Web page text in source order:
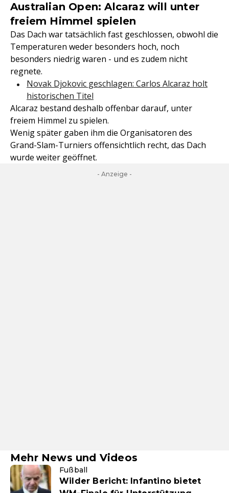
Australian Open: Alcaraz will unter
freiem Himmel spielen
Das Dach war tatsächlich fast geschlossen, obwohl die
Temperaturen weder besonders hoch, noch
besonders niedrig waren - und es zudem nicht
regnete.
Novak Djokovic geschlagen: Carlos Alcaraz holt
historischen Titel
Alcaraz bestand deshalb offenbar darauf, unter
freiem Himmel zu spielen.
Wenig später gaben ihm die Organisatoren des
Grand-Slam-Turniers offensichtlich recht, das Dach
wurde weiter geöffnet.
- Anzeige -
Mehr News und Videos
Fußball
Wilder Bericht: Infantino bietet